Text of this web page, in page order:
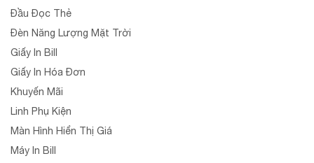
Đầu Đọc Thẻ
Đèn Năng Lượng Mặt Trời
Giấy In Bill
Giấy In Hóa Đơn
Khuyến Mãi
Linh Phụ Kiện
Màn Hình Hiển Thị Giá
Máy In Bill